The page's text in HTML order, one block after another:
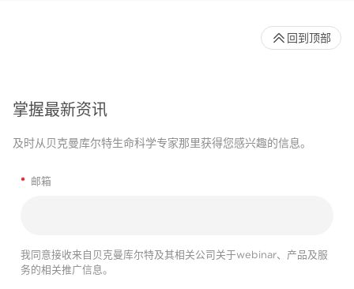
掌握最新资讯
及时从贝克曼库尔特生命科学专家那里获得您感兴趣的信息。
* 邮箱
我同意接收来自贝克曼库尔特及其相关公司关于webinar、产品及服
务的相关推广信息。
回到顶部